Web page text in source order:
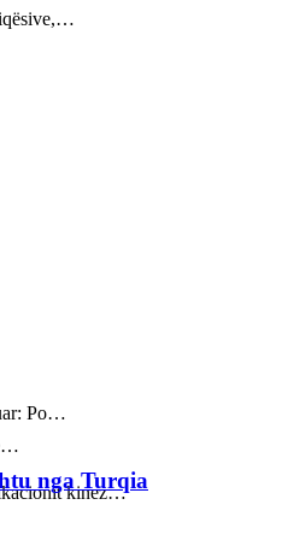
Po…
kinez…
nga Turqia